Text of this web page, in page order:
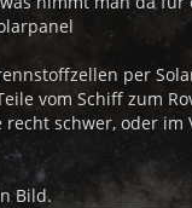
per
vom Schiff zum
schwer, oder im
Bild.